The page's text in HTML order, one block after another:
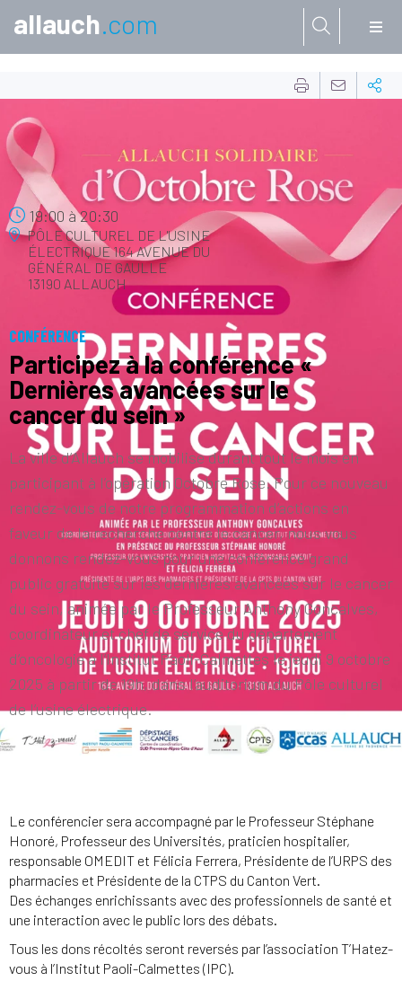
allauch.com
OCT.
19:00 à20:30
PÔLE CULTUREL DE L'USINE
ÉLECTRIQUE164 AVENUE DU
GÉNÉRAL DE GAULLE
13190 ALLAUCH
CONFÉRENCE
Participez à la conférence «
Dernières avancées sur le
cancer du sein »
La ville d’Allauch se mobilise durant tout le mois en
participant à l’opération Octobre Rose. Pour ce nouveau
rendez-vous de notre programmation d’actions en
faveur de la recherche contre le cancer, nous vous
donnons rendez-vous pour une conférence grand
public gratuite sur les dernières avancées sur le cancer
du sein, animée par le Professeur Anthony Goncalves,
coordinateur et chef de service du département
d’oncologie à l’Institut Paoli-Calmettes le jeudi 9 octobre
2025 à partir de 19h, dans l’auditorium du Pôle culturel
de l’usine électrique.
Le conférencier sera accompagné par le Professeur Stéphane
Honoré, Professeur des Universités, praticien hospitalier,
responsable OMEDIT et Félicia Ferrera, Présidente de l’URPS des
pharmacies et Présidente de la CTPS du Canton Vert.
Des échanges enrichissants avec des professionnels de santé et
une interaction avec le public lors des débats.
Tous les dons récoltés seront reversés par l’association T’Hatez-
vous à l’Institut Paoli-Calmettes (IPC).